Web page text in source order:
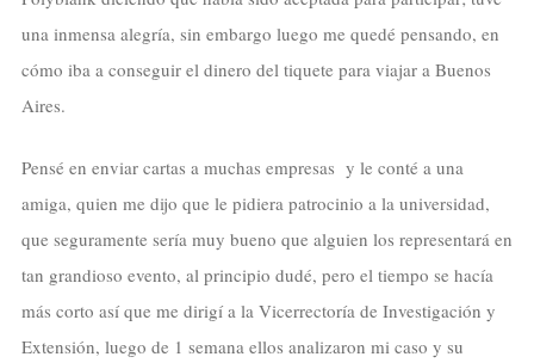
una inmensa alegría, sin embargo luego me quedé pensando, en
cómo iba a conseguir el dinero del tiquete para viajar a Buenos
Aires.
Pensé en enviar cartas a muchas empresas y le conté a una
amiga, quien me dijo que le pidiera patrocinio a la universidad,
que seguramente sería muy bueno que alguien los representará en
tan grandioso evento, al principio dudé, pero el tiempo se hacía
más corto así que me dirigí a la Vicerrectoría de Investigación y
Extensión, luego de 1 semana ellos analizaron mi caso y su